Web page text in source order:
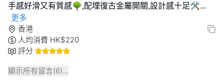
手感好滑又有質感🌳,配埋復古金屬開關,設計感十足🛠...
更多
香港
人均消費 HK$220
評分
顯示所有留言(6)...